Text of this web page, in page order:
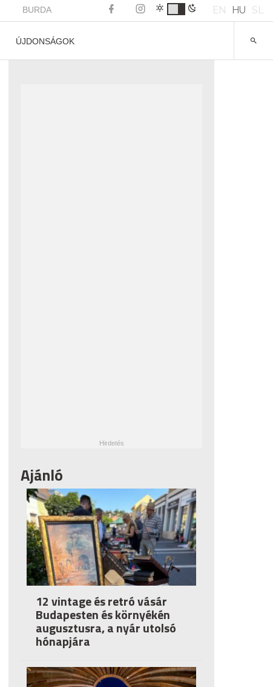
BURDA EN HU SL
ÚJDONSÁGOK
Ajánló
12 vintage és retró vásár
Budapesten és környékén
augusztusra, a nyár utolsó
hónapjára